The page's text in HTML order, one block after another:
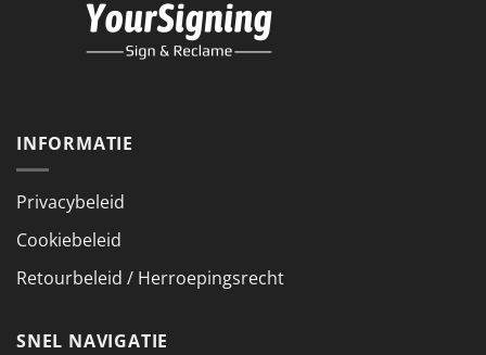
INFORMATIE
Privacybeleid
Cookiebeleid
Retourbeleid / Herroepingsrecht
SNEL NAVIGATIE